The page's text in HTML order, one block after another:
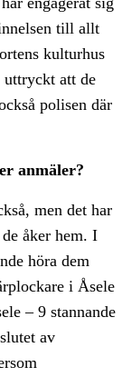
till allt
kulturhus
uttryckt att de
polisen där
anmäler?
men det har
åker hem. I
höra dem
i Åsele
– 9 stannande
av